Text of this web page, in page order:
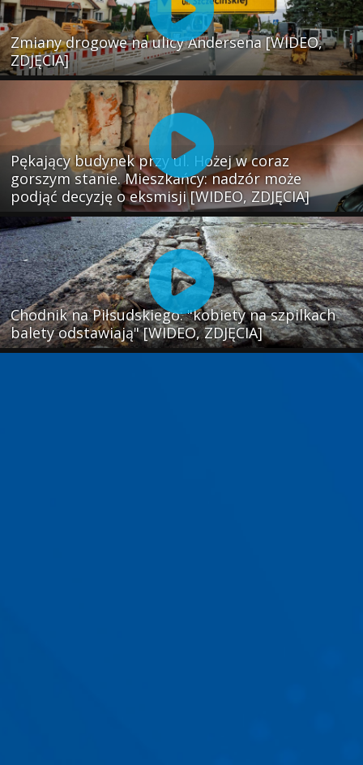
Zmiany drogowe na ulicy Andersena [WIDEO,
ZDJĘCIA]
Pękający budynek przy ul. Hożej w coraz
gorszym stanie. Mieszkańcy: nadzór może
podjąć decyzję o eksmisji [WIDEO, ZDJĘCIA]
Chodnik na Piłsudskiego: "kobiety na szpilkach
balety odstawiają" [WIDEO, ZDJĘCIA]